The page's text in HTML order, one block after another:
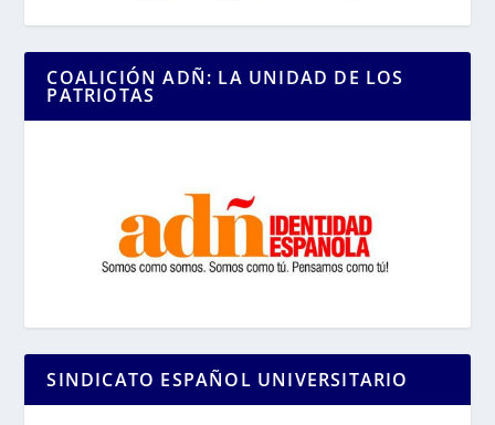
COALICIÓN ADÑ: LA UNIDAD DE LOS
PATRIOTAS
SINDICATO ESPAÑOL UNIVERSITARIO